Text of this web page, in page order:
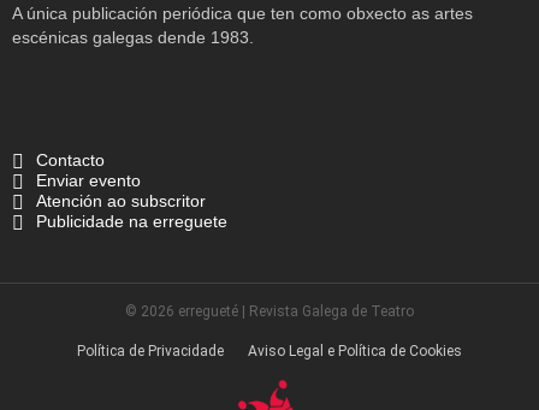
A única publicación periódica que ten como obxecto as artes
escénicas galegas dende 1983.
Contacto
Enviar evento
Atención ao subscritor
Publicidade na erreguete
© 2026 erregueté | Revista Galega de Teatro
Política de Privacidade Aviso Legal e Política de Cookies